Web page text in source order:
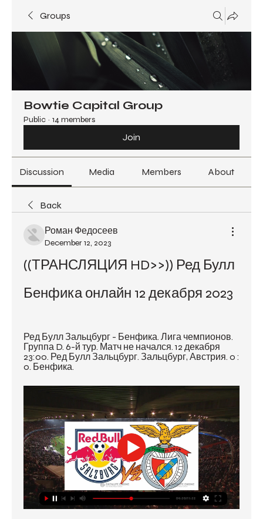
Groups
Bowtie Capital Group
Public · 14 members
Join
Discussion Media Members About
Back
Роман Федосеев
December 12, 2023
((ТРАНСЛЯЦИЯ HD>>)) Ред Булл
Бенфика онлайн 12 декабря 2023
Ред Булл Зальцбург - Бенфика. Лига чемпионов.
Группа D. 6-й тур. Матч не начался. 12 декабря
23:00. Ред Булл Зальцбург. Зальцбург, Австрия. 0 :
0. Бенфика.